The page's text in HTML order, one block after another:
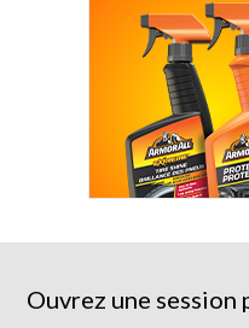
Ouvrez une